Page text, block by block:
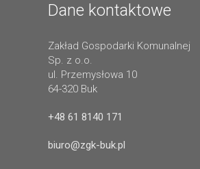
Dane kontaktowe
Zakład Gospodarki Komunalnej
Sp. z o.o.
ul. Przemysłowa 10
64-320 Buk
+48 61 8140 171
biuro@zgk-buk.pl